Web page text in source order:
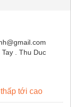
Tay . Thu Duc
tới cao